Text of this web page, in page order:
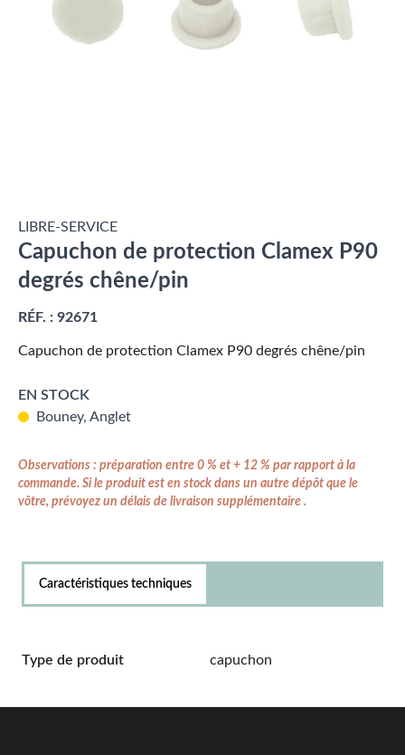
LIBRE-SERVICE
Capuchon de protection Clamex P90
degrés chêne/pin
RÉF. : 92671
Capuchon de protection Clamex P90 degrés chêne/pin
EN STOCK
Bouney, Anglet
Observations : préparation entre 0 % et + 12 % par rapport à la
commande. Si le produit est en stock dans un autre dépôt que le
vôtre, prévoyez un délais de livraison supplémentaire .
Caractéristiques techniques
Type de produit capuchon